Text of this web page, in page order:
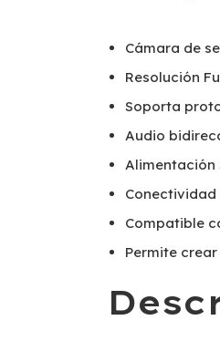
Cámara de
Resolución
Soporta
Audio
Alimentación
Conectividad
Compatible
Permite